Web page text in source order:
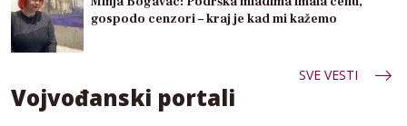
gospodo cenzori – kraj je kad mi kažemo
SVE VESTI
Vojvođanski portali